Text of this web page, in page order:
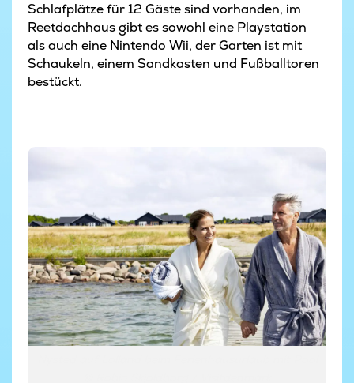
Schlafplätze für 12 Gäste sind vorhanden, im
Reetdachhaus gibt es sowohl eine Playstation
als auch eine Nintendo Wii, der Garten ist mit
Schaukeln, einem Sandkasten und Fußballtoren
bestückt.